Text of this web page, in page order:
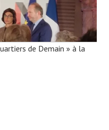
de Demain » à la